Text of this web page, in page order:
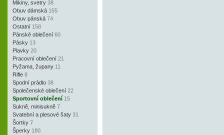
Mikiny, svetry 38
Obuv dámská 155
Obuv pánská 74
Ostatní 158
Pánské oblečení 60
Pásky 13
Plavky 20
Pracovní oblečení 21
Pyžama, župany 11
Rifle 8
Spodní prádlo 38
Společenské oblečení 22
Sportovní oblečení 15
Sukně, minisukně 7
Svatební a plesové šaty 31
Šortky 7
Šperky 180